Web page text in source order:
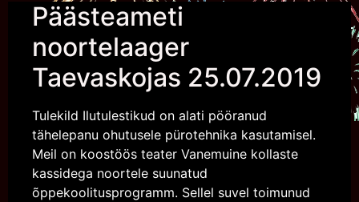
Päästeameti
noortelaager
Taevaskojas 25.07.2019
Tulekild Ilutulestikud on alati pööranud
tähelepanu ohutusele pürotehnika kasutamisel.
Meil on koostöös teater Vanemuine kollaste
kassidega noortele suunatud
õppekoolitusprogramm. Sellel suvel toimunud